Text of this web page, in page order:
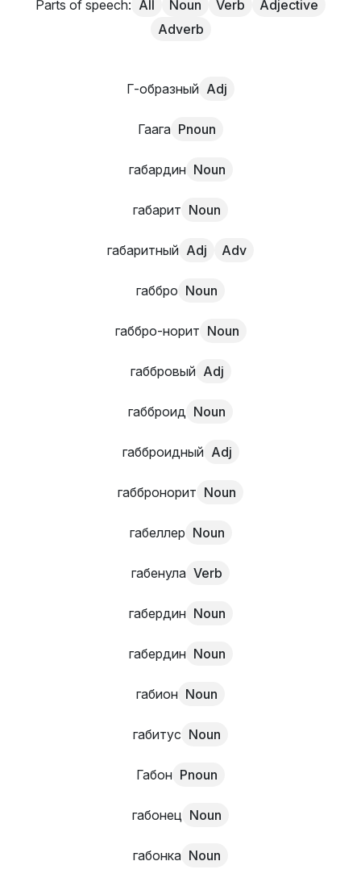
Parts of speech: All Noun Verb
Adjective
Adverb
Г-образный Adj
Гаага Pnoun
габардин Noun
габарит Noun
габаритный Adj Adv
габбро Noun
габбро-норит Noun
габбровый Adj
габброид Noun
габброидный Adj
габбронорит Noun
габеллер Noun
габенула Verb
габердин Noun
габердин Noun
габион Noun
габитус Noun
Габон Pnoun
габонец Noun
габонка Noun